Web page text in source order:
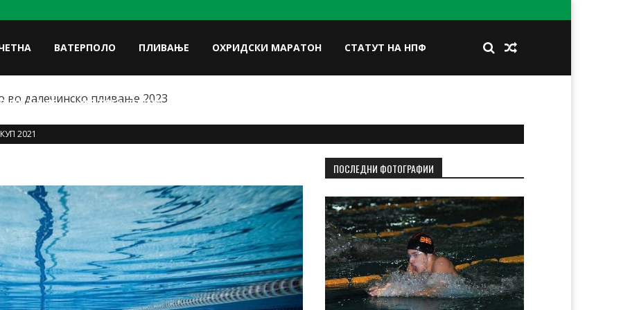
ВАТЕРПОЛО ПЛИВАЊЕ ОХРИДСКИ МАРАТОН СТАТУТ НА НПФ
НА УП ФОТОГАЛЕРИЈА
во далечинско пливање 2023
2021
ПОСЛЕДНИ ФОТОГРАФИИ